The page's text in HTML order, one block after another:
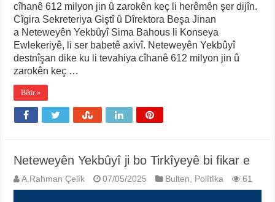
cîhanê 612 milyon jin û zarokên keç li herêmên şer dijîn.
Cîgira Sekreteriya Giştî û Dîrektora Beşa Jinan
a Neteweyên Yekbûyî Sima Bahous li Konseya
Ewlekeriyê, li ser babetê axivî. Neteweyên Yekbûyî
destnîşan dike ku li tevahiya cîhanê 612 milyon jin û
zarokên keç …
Bêtir »
Neteweyên Yekbûyî ji bo Tirkîyeyê bi fikar e
A.Rahman Çelîk 07/05/2025 Bulten Polîtîka 61